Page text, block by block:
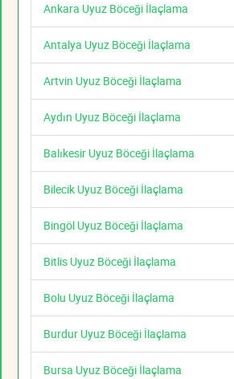
Ankara Uyuz Böceği İlaçlama
Antalya Uyuz Böceği İlaçlama
Artvin Uyuz Böceği İlaçlama
Aydın Uyuz Böceği İlaçlama
Balıkesir Uyuz Böceği İlaçlama
Bilecik Uyuz Böceği İlaçlama
Bingöl Uyuz Böceği İlaçlama
Bitlis Uyuz Böceği İlaçlama
Bolu Uyuz Böceği İlaçlama
Burdur Uyuz Böceği İlaçlama
Bursa Uyuz Böceği İlaçlama